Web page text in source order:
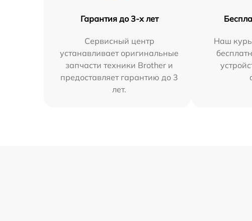
Гарантия до 3-х лет
Сервисный центр
устанавливает оригинальные
запчасти техники Brother и
предоставляет гарантию до 3
лет.
Наш